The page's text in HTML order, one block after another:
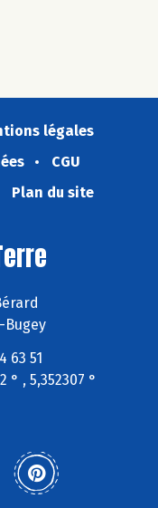
légales
CGU
Plan du site
63 51
° , 5,352307 °